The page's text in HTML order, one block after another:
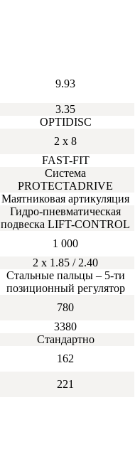
9.93
3.35
OPTIDISC
2 x 8
FAST-FIT
Система
PROTECTADRIVE
Маятниковая артикуляция
Гидро-пневматическая
подвеска LIFT-CONTROL
1 000
2 x 1.85 / 2.40
Стальные пальцы – 5-ти
позиционный регулятор
780
3380
Стандартно
162
221